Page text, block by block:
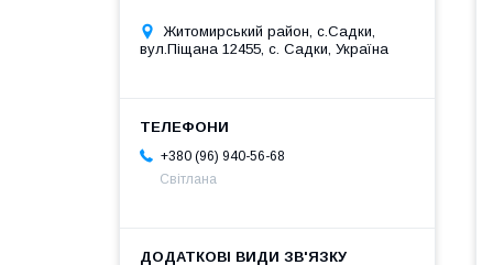
Житомирський район, с.Садки,
вул.Піщана 12455, с. Садки, Україна
+380 (96) 940-56-68
Світлана